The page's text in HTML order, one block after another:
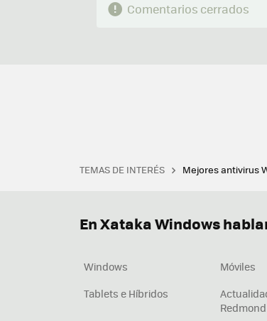
Comentarios cerrados
TEMAS DE INTERÉS Mejores antivirus
En Xataka Windows
Windows Móviles
Tablets e Híbridos
Redmond